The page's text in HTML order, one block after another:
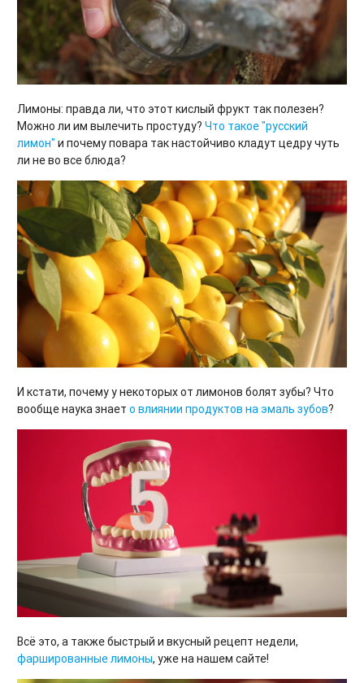
Лимоны: правда ли, что этот кислый фрукт так полезен?
Можно ли им вылечить простуду? Что такое "русский
лимон" и почему повара так настойчиво кладут цедру чуть
ли не во все блюда?
И кстати, почему у некоторых от лимонов болят зубы? Что
вообще наука знает о влиянии продуктов на эмаль зубов?
Всё это, а также быстрый и вкусный рецепт недели,
фаршированные лимоны, уже на нашем сайте!